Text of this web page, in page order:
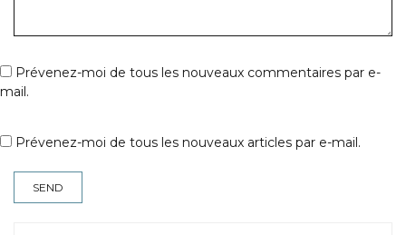
Prévenez-moi de tous les nouveaux commentaires par e-
mail.
Prévenez-moi de tous les nouveaux articles par e-mail.